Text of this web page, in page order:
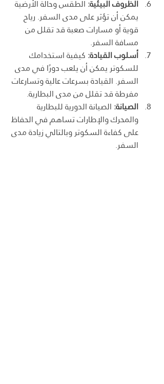
الظروف البيئية: الطقس وحالة الأرضية
يمكن أن تؤثر على مدى السفر. رياح
قوية أو مسارات صعبة قد تقلل من
مسافة السفر.
أسلوب القيادة: كيفية استخدامك
للسكوتر يمكن أن يلعب دورًا في مدى
السفر. القيادة بسرعات عالية وتسارعات
مفرطة قد تقلل من مدى البطارية.
الصيانة: الصيانة الدورية للبطارية
والمحرك والإطارات تساهم في الحفاظ
على كفاءة السكوتر وبالتالي زيادة مدى
السفر.